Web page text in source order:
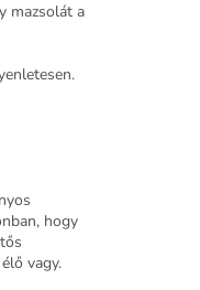
mazsolát a
hogy
vagy.